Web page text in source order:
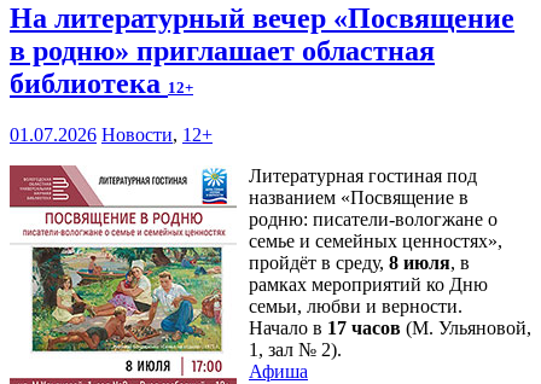
На литературный вечер «Посвящение
в родню» приглашает областная
библиотека 12+
01.07.2026 Новости, 12+
Литературная гостиная под
названием «Посвящение в
родню: писатели-вологжане о
семье и семейных ценностях»,
пройдёт в среду, 8 июля, в
рамках мероприятий ко Дню
семьи, любви и верности.
Начало в 17 часов (М. Ульяновой,
1, зал № 2).
Афиша